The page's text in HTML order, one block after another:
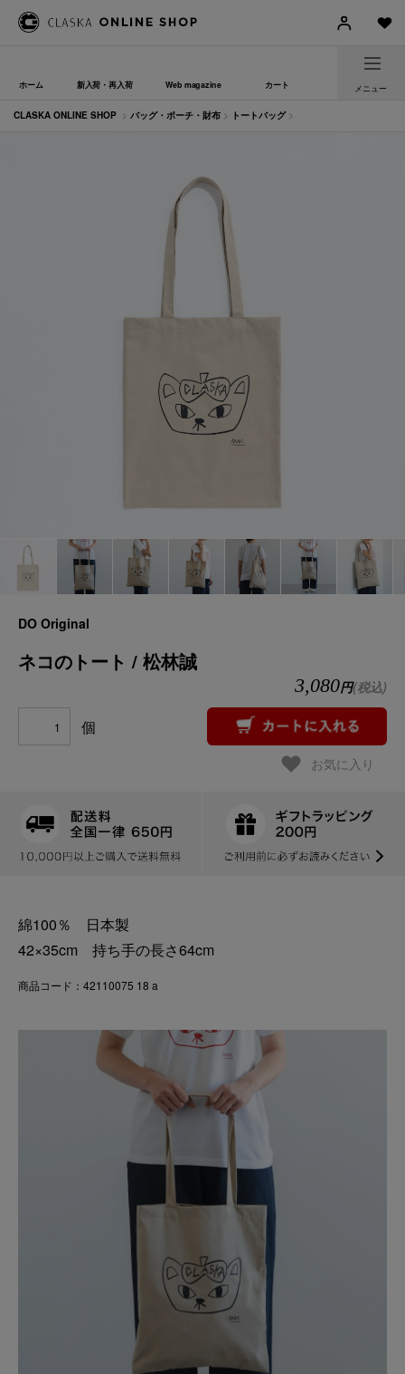
ホーム 新入荷・再入荷 Web magazine カート メニュー
CLASKA ONLINE SHOP > バッグ・ポーチ・財布 > トートバッグ>
DO Original
ネコのトート / 松林誠
3,080円(税込)
個
お気に入り
綿100％ 日本製
42×35cm 持ち手の長さ64cm
商品コード：42110075 18 a